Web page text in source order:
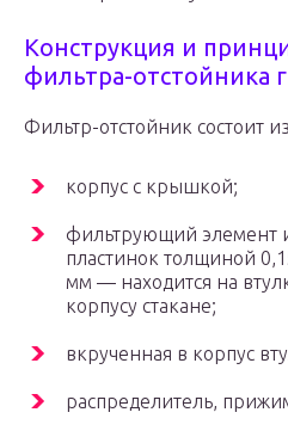
Конструкция и
фильтра-отстойника
Фильтр-отстойник состоит
корпус с крышкой;
фильтрующий элемент
пластинок толщиной
мм — находится на
корпусу стакане;
вкрученная в корпус
распределитель,